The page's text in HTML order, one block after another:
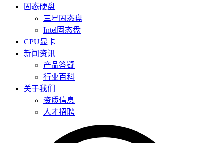
固态硬盘
三星固态盘
Intel固态盘
GPU显卡
新闻资讯
产品答疑
行业百科
关于我们
资质信息
人才招聘